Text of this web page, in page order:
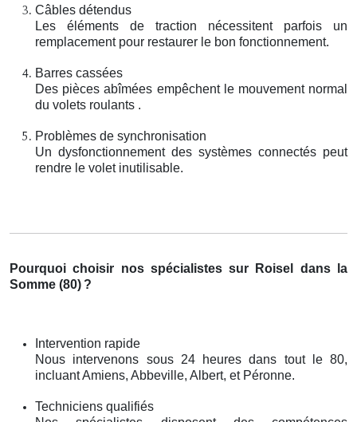
Câbles détendus
Les éléments de traction nécessitent parfois un
remplacement pour restaurer le bon fonctionnement.
Barres cassées
Des pièces abîmées empêchent le mouvement normal
du volets roulants .
Problèmes de synchronisation
Un dysfonctionnement des systèmes connectés peut
rendre le volet inutilisable.
Pourquoi choisir nos spécialistes sur Roisel dans la
Somme (80) ?
Intervention rapide
Nous intervenons sous 24 heures dans tout le 80,
incluant Amiens, Abbeville, Albert, et Péronne.
Techniciens qualifiés